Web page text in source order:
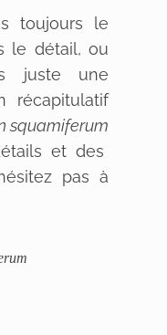
toujours le
le détail, ou
juste une
récapitulatif
squamiferum
et des
pas à